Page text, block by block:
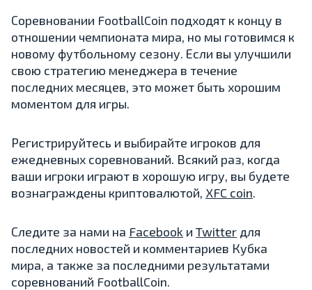
Соревновании FootballCoin подходят к концу в
отношении чемпионата мира, но мы готовимся к
новому футбольному сезону. Если вы улучшили
свою стратегию менеджера в течение
последних месяцев, это может быть хорошим
моментом для игры.
Регистрируйтесь и выбирайте игроков для
ежедневных соревнований. Всякий раз, когда
ваши игроки играют в хорошую игру, вы будете
вознаграждены криптовалютой, XFC coin.
Следите за нами на Facebook и Twitter для
последних новостей и комментариев Кубка
мира, а также за последними результатами
соревнований FootballCoin.